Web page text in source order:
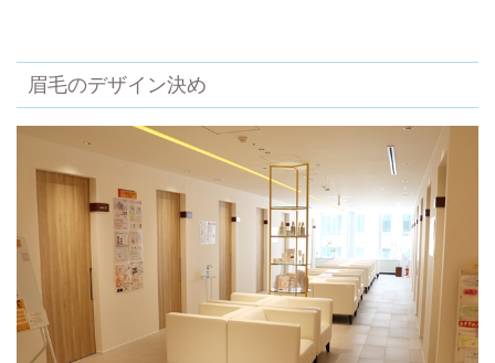
眉毛のデザイン決め